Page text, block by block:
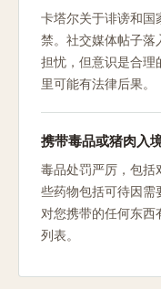
卡塔尔关于诽谤和国
禁。社交媒体帖子落
担忧，但意识是合理
里可能有法律后果。
携带毒品或猪肉入
毒品处罚严厉，包括
些药物包括可待因需
对您携带的任何东西
列表。